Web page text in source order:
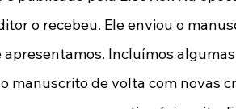
o recebeu. Ele enviou o
Incluímos
manuscrito de volta com novas